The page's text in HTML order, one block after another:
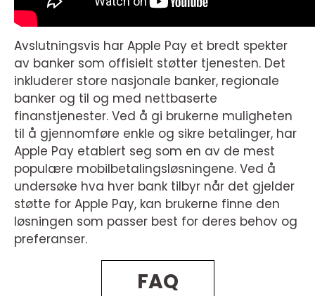
Avslutningsvis har Apple Pay et bredt spekter
av banker som offisielt støtter tjenesten. Det
inkluderer store nasjonale banker, regionale
banker og til og med nettbaserte
finanstjenester. Ved å gi brukerne muligheten
til å gjennomføre enkle og sikre betalinger, har
Apple Pay etablert seg som en av de mest
populære mobilbetalingsløsningene. Ved å
undersøke hva hver bank tilbyr når det gjelder
støtte for Apple Pay, kan brukerne finne den
løsningen som passer best for deres behov og
preferanser.
FAQ